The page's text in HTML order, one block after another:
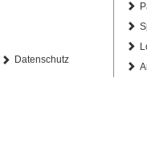
Datenschutz